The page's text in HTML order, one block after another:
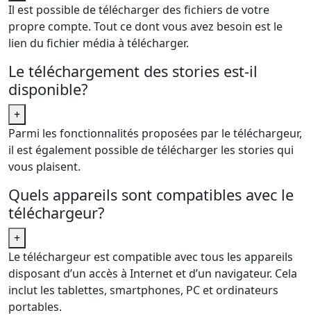
Il est possible de télécharger des fichiers de votre
propre compte. Tout ce dont vous avez besoin est le
lien du fichier média à télécharger.
Le téléchargement des stories est-il
disponible?
+
Parmi les fonctionnalités proposées par le téléchargeur,
il est également possible de télécharger les stories qui
vous plaisent.
Quels appareils sont compatibles avec le
téléchargeur?
+
Le téléchargeur est compatible avec tous les appareils
disposant d’un accès à Internet et d’un navigateur. Cela
inclut les tablettes, smartphones, PC et ordinateurs
portables.